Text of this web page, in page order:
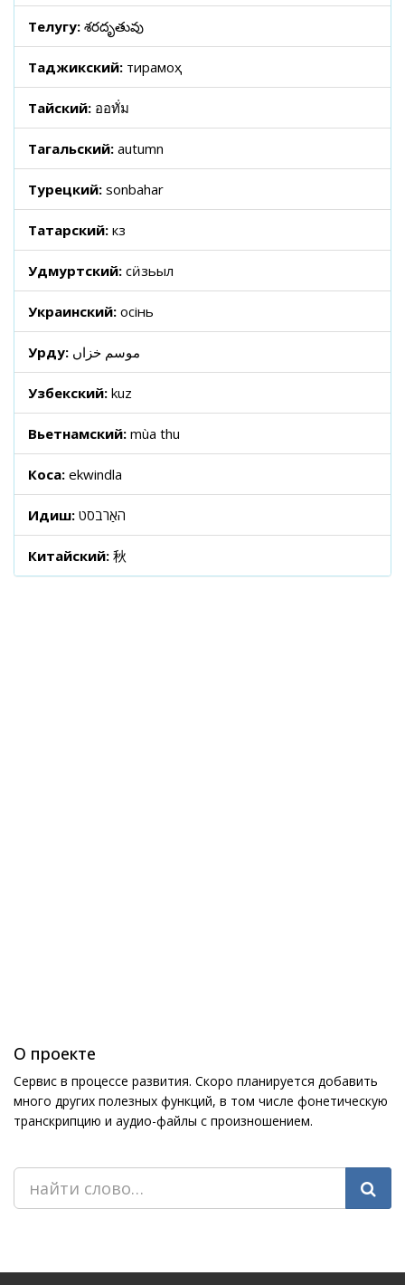
Телугу: శరదృతువు
Таджикский: тирамоҳ
Тайский: ออทั่ม
Тагальский: autumn
Турецкий: sonbahar
Татарский: көз
Удмуртский: сӥзьыл
Украинский: осінь
Урду: موسم خزاں
Узбекский: kuz
Вьетнамский: mùa thu
Коса: ekwindla
Идиш: האַרבסט
Китайский: 秋
О проекте
Сервис в процессе развития. Скоро планируется добавить
много других полезных функций, в том числе фонетическую
транскрипцию и аудио-файлы с произношением.